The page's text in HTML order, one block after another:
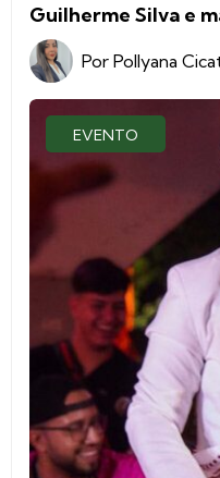
Guilherme Silva e
Por Pollyana
EVENTO